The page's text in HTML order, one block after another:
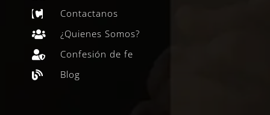
 Contactanos
 ¿Quienes Somos?
 Confesión de fe
 Blog